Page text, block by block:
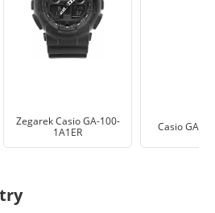
Zegarek Casio GA-100-
1A1ER
Casio GA-